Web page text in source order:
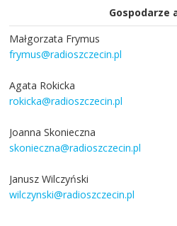
Gospodarze
Małgorzata Frymus
frymus@radioszczecin.pl
Agata Rokicka
rokicka@radioszczecin.pl
Joanna Skonieczna
skonieczna@radioszczecin.pl
Janusz Wilczyński
wilczynski@radioszczecin.pl